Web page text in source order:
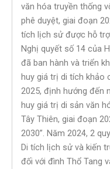
văn hóa truyền thống
phê duyệt, giai đoạn
tích lịch sử được hỗ
Nghị quyết số 14 của
đã ban hành và triển
huy giá trị di tích khảo
2025, định hướng đến
huy giá trị di sản văn
Tây Thiên, giai đoạn
2030”. Năm 2024, 2
Di tích lịch sử và kiến
đối với đình Thổ Tang